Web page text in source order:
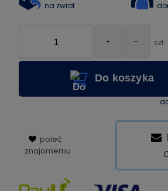
na zwrot
+ - szt.
Do koszyka
poleć
znajomemu